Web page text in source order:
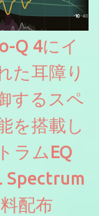
Q 4にイ
た耳障り
するスペ
を搭載し
ラムEQ
Spectrum
配布